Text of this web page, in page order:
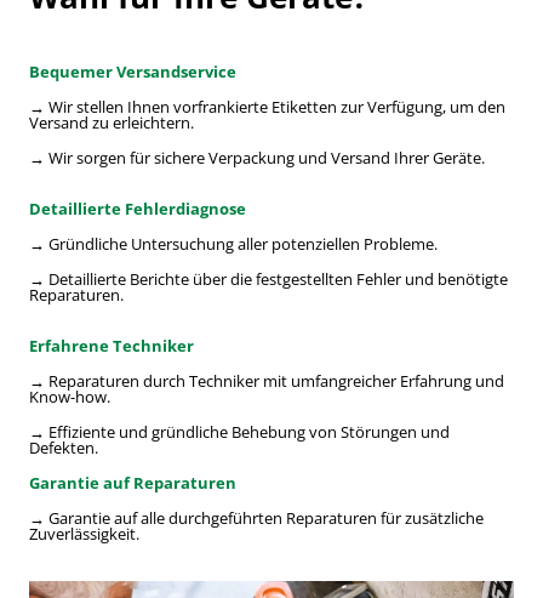
Bequemer Versandservice
→ Wir stellen Ihnen vorfrankierte Etiketten zur Verfügung, um den
Versand zu erleichtern.
→ Wir sorgen für sichere Verpackung und Versand Ihrer Geräte.
Detaillierte Fehlerdiagnose
→ Gründliche Untersuchung aller potenziellen Probleme.
→ Detaillierte Berichte über die festgestellten Fehler und benötigte
Reparaturen.
Erfahrene Techniker
→ Reparaturen durch Techniker mit umfangreicher Erfahrung und
Know-how.
→ Effiziente und gründliche Behebung von Störungen und
Defekten.
Garantie auf Reparaturen
→ Garantie auf alle durchgeführten Reparaturen für zusätzliche
Zuverlässigkeit.